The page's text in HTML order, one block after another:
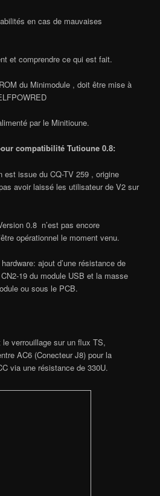
en cas de mauvaises
et comprendre ce qui est fait.
du Minimodule , doit être mise à
par le Minitioune.
compatibilité Tutioune 0.8:
est issue du CQ-TV 259 , origine
avoir laissé les utilisateur de V2 sur
0.8 n’est pas encore
opérationnel le moment venu.
ajout d’une résistance de
19 du module USB et la masse
ou sous le PCB.
le verrouillage sur un flux TS,
AC6 (Conecteur J8) pour la
via une résistance de 330U.